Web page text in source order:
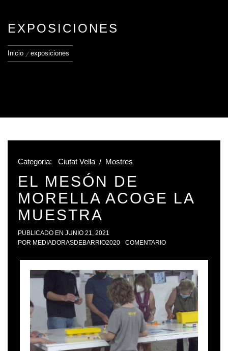
EXPOSICIONES
Inicio exposiciones
Categoria: Ciutat Vella / Mostres
EL MESÓN DE
MORELLA ACOGE LA
MUESTRA
PUBLICADO EN JUNIO 21, 2021
POR MEDIADORASDEBARRIO2020 COMENTARIO